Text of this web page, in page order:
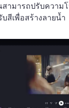
ามารถปรับความ
สีเพื่อสร้างลายน้ำ